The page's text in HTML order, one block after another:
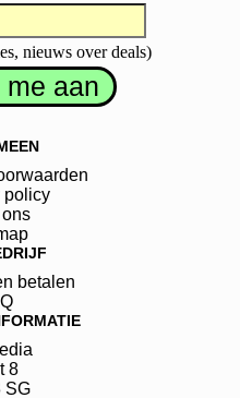
nieuws over deals)
policy
betalen
8
SG